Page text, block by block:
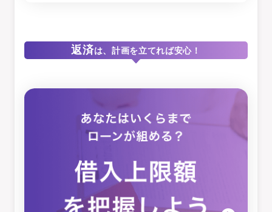
返済は、計画を立てれば安心！